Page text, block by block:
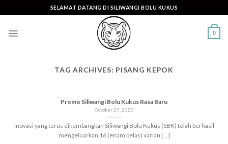
to
SELAMAT DATANG DI SILIWANGI BOLU KUKUS
0
TAG ARCHIVES: PISANG KEPOK
Promo Siliwangi Bolu Kukus Rasa Baru
October 27, 2020
Inovasi yang terus dikembangkan Siliwangi Bolu Kukus (SBK) telah berhasil
mengeluarkan 16 (enam belas) varian [...]